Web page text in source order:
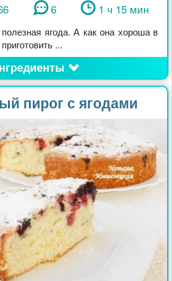
6 1 ч 15 мин
ягода. А как она хороша в
...
пирог с ягодами